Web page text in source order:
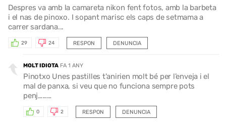
Despres va amb la camareta nikon fent fotos, amb la barbeta
i el nas de pinoxo. I sopant marisc els caps de setmama a
carrer sardana...
RESPON
29 24 DENUNCIA
MOLT IDIOTA FA 1 ANY
Pinotxo Unes pastilles t'anirien molt bé per l’enveja i el
mal de panxa, si veu que no funciona sempre pots
penj………
RESPON
0 2 DENUNCIA